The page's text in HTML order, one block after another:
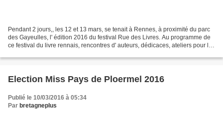
Pendant 2 jours,, les 12 et 13 mars, se tenait à Rennes, à proximité du parc
des Gayeulles, l' édition 2016 du festival Rue des Livres. Au programme de
ce festival du livre rennais, rencontres d' auteurs, dédicaces, ateliers pour les
Election Miss Pays de Ploermel 2016
Publié le 10/03/2016 à 05:34
Par bretagneplus